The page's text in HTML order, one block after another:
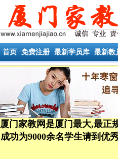
首页 免费注册 最新学员库 最新教
厦门家教网是厦门最大,最正
成功为9000余名学生请到优